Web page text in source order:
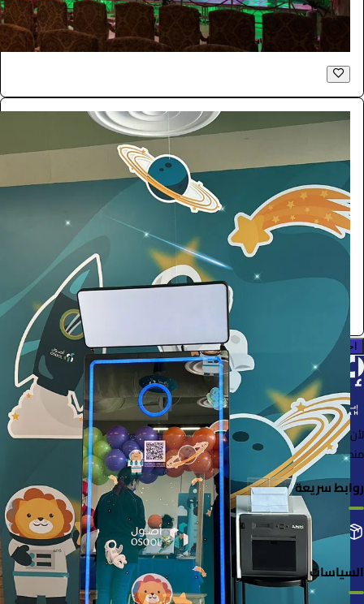
بازنت لتنظيم المعارض
الفعاليات والحفلات
4290
/ اليوم
الرياض
احجز الآن
لأن الأشياء خُلقت لتُستخدم
منصة لإعارة واستعارة المنتجات بسهولة وأمان
روابط سريعة
التصنيفات إضافة منتجك طلباتي
السياسات